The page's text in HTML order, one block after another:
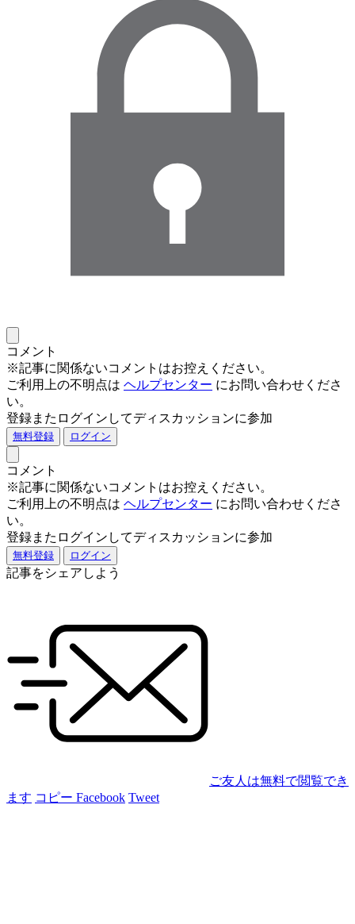
コメント
※記事に関係ないコメントはお控えください。
ご利用上の不明点は ヘルプセンター にお問い合わせくださ
い。
登録またログインしてディスカッションに参加
無料登録 ログイン
コメント
※記事に関係ないコメントはお控えください。
ご利用上の不明点は ヘルプセンター にお問い合わせくださ
い。
登録またログインしてディスカッションに参加
無料登録 ログイン
記事をシェアしよう
ご友人は無料で閲覧でき
ます コピー Facebook Tweet